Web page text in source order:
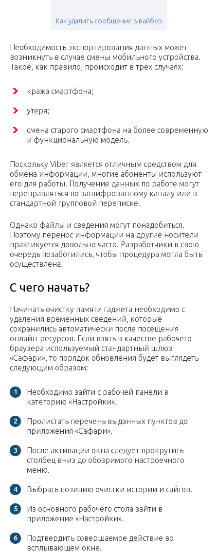
Как удалить сообщение в вайбер
Необходимость экспортирования данных может
возникнуть в случае смены мобильного устройства.
Такое, как правило, происходит в трех случаях:
кража смартфона;
утеря;
смена старого смартфона на более современную
и функциональную модель.
Поскольку Viber является отличным средством для
обмена информации, многие абоненты используют
его для работы. Получение данных по работе могут
переправляться по зашифрованному каналу или в
стандартной групповой переписке.
Однако файлы и сведения могут понадобиться.
Поэтому перенос информации на другие носители
практикуется довольно часто. Разработчики в свою
очередь позаботились, чтобы процедура могла быть
осуществлена.
С чего начать?
Начинать очистку памяти гаджета необходимо с
удаления временных сведений, которые
сохранились автоматически после посещения
онлайн-ресурсов. Если взять в качестве рабочего
браузера используемый стандартный шлюз
«Сафари», то порядок обновления будет выглядеть
следующим образом:
Необходимо зайти с рабочей панели в
категорию «Настройки».
Пролистать перечень выданных пунктов до
приложения «Сафари».
После активации окна следует прокрутить
столбец вниз до обозримого настроечного
меню.
Выбрать позицию очистки истории и сайтов.
Из основного рабочего стола зайти в
приложение «Настройки».
Подтвердить совершаемое действие во
всплывающем окне.